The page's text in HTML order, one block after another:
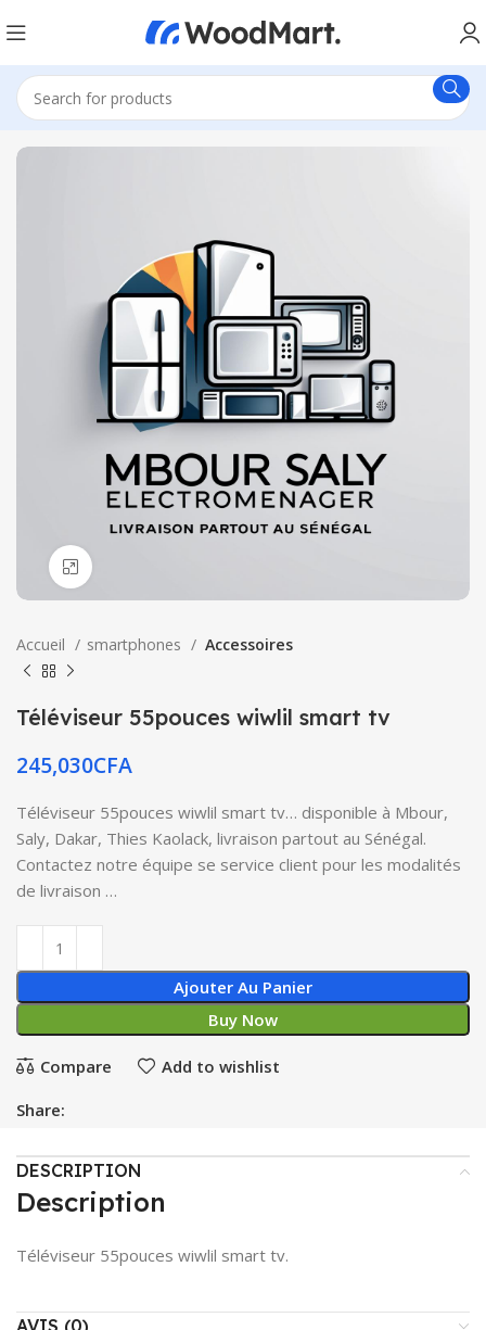
Accueil smartphones Accessoires
Téléviseur 55pouces wiwlil smart tv
245,030CFA
Téléviseur 55pouces wiwlil smart tv… disponible à Mbour,
Saly, Dakar, Thies Kaolack, livraison partout au Sénégal.
Contactez notre équipe se service client pour les modalités
de livraison …
Ajouter Au Panier
Buy Now
Compare Add to wishlist
Share:
DESCRIPTION
Description
Téléviseur 55pouces wiwlil smart tv.
AVIS (0)